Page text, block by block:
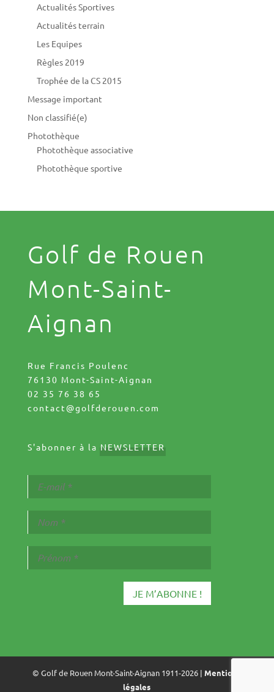
Actualités Sportives
Actualités terrain
Les Equipes
Règles 2019
Trophée de la CS 2015
Message important
Non classifié(e)
Photothèque
Photothèque associative
Photothèque sportive
Golf de Rouen
Mont-Saint-
Aignan
Rue Francis Poulenc
76130 Mont-Saint-Aignan
02 35 76 38 65
contact@golfderouen.com
S'abonner à la NEWSLETTER
© Golf de Rouen Mont-Saint-Aignan 1911-2026 |Mentions
légales